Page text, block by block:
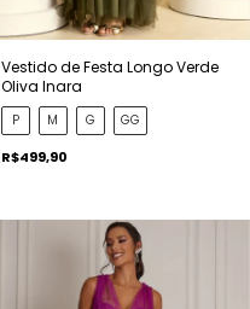
Vestido de Festa Longo Verde
Oliva Inara
P M G GG
R$499,90